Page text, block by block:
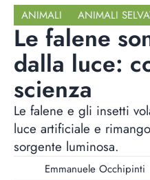
ANIMALI ANIMALI
Le falene
dalla luce:
scienza
Le falene e gli insetti
luce artificiale e
sorgente luminosa.
Emmanuele Occhipinti